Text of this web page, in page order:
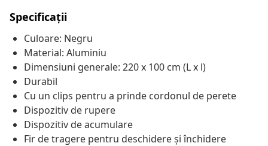
Specificații
Culoare: Negru
Material: Aluminiu
Dimensiuni generale: 220 x 100 cm (L x l)
Durabil
Cu un clips pentru a prinde cordonul de perete
Dispozitiv de rupere
Dispozitiv de acumulare
Fir de tragere pentru deschidere și închidere